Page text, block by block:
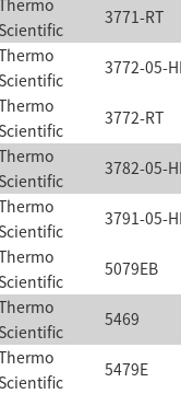
Thermo
Scientific
3771-RT
Scientific
3772-05-
Scientific
3772-RT
Scientific
3782-05-
Scientific
3791-05-
Scientific
5079EB
Scientific
5469
Scientific
5479E